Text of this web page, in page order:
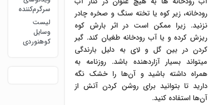
رودخانه، زیر کوه یا تخته سنگ و صخره چادر
نزنید. زیرا ممکن است در اثر بارش کوه
ریزش کرده و یا آب رودخانه طغیان کند. گیر
کردن در بین گل و لای به دلیل بارندگی
میتواند بسیار آزاردهنده باشد. روزنامه به
همراه داشته باشید و آن‌ها را خشک نگه‌
دارید تا بتوانید برای روشن کردن آتش از
آن‌ها استفاده کنید.
سرگرم‌کننده
لیست
وسایل
کوهنوردی